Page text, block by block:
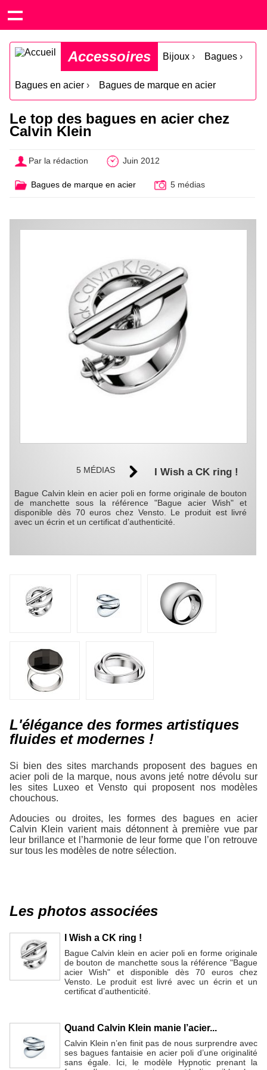
Accessoires Bijoux › Bagues ›
Bagues en acier › Bagues de marque en acier
Le top des bagues en acier chez
Calvin Klein
Par la rédaction Juin 2012
Bagues de marque en acier 5 médias
5 MÉDIAS I Wish a CK ring !
Bague Calvin klein en acier poli en forme originale de bouton
de manchette sous la référence "Bague acier Wish" et
disponible dès 70 euros chez Vensto. Le produit est livré
avec un écrin et un certificat d’authenticité.
L'élégance des formes artistiques
fluides et modernes !
Si bien des sites marchands proposent des bagues en
acier poli de la marque, nous avons jeté notre dévolu sur
les sites Luxeo et Vensto qui proposent nos modèles
chouchous.
Adoucies ou droites, les formes des bagues en acier
Calvin Klein varient mais détonnent à première vue par
leur brillance et l’harmonie de leur forme que l’on retrouve
sur tous les modèles de notre sélection.
Les photos associées
I Wish a CK ring !
Bague Calvin klein en acier poli en forme originale
de bouton de manchette sous la référence "Bague
acier Wish" et disponible dès 70 euros chez
Vensto. Le produit est livré avec un écrin et un
certificat d’authenticité.
Quand Calvin Klein manie l’acier...
Calvin Klein n’en finit pas de nous surprendre avec
ses bagues fantaisie en acier poli d’une originalité
sans égale. Ici, le modèle Hypnotic prenant la